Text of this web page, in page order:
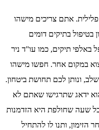
אתם צריכים מישהו
בתיקים דומים
באלפי תיקים, כמו עו"ד ניר
במקום אחר. חפשו מישהו
ונותן לכם תחושת ביטחון.
ידאג שתרגישו שאתם לא
שעה שחולפת היא הזדמנות
הזימון, ותנו לו להתחיל